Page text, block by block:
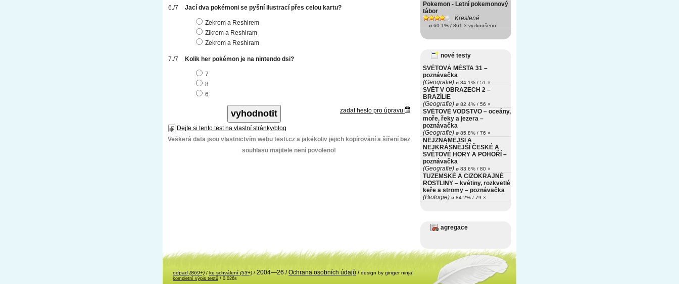
Jací dva pokémoni se pyšní ilustrací přes celou kartu?
Zekrom a Reshirem
Zikrom a Reshiram
Zekrom a Reshiram
Kolik her pokémon je na nintendo dsi?
7
8
6
zadat heslo pro úpravu
Dejte si tento test na vlastní stránky/blog
Veškerá data jsou vlastnictvím webu testi.cz a jakékoliv jejich kopírování a šíření bez
souhlasu majitele není povoleno!
Pokemon - Letní pokemonový
tábor
Kreslené
ø 60.1% / 861 × vyzkoušeno
nové testy
SVĚTOVÁ MĚSTA 31 –
poznávačka
(Geografie) ø 84.1% / 51 ×
SVĚT V OBRAZECH 2 –
BRAZÍLIE
(Geografie) ø 82.4% / 56 ×
SVĚTOVÉ VODSTVO – oceány,
moře, řeky a jezera –
poznávačka
(Geografie) ø 85.8% / 76 ×
NEJZNÁMĚJŠÍ A
NEJKRÁSNĚJŠÍ ČESKÉ A
SVĚTOVÉ HORY A POHOŘÍ –
poznávačka
(Geografie) ø 83.6% / 80 ×
TUZEMSKÉ A CIZOKRAJNÉ
ROSTLINY – květiny, rozkvetlé
keře a stromy – poznávačka
(Biologie) ø 84.2% / 79 ×
agregace
odpad (869+) / ke schválení (53+) / 2004—26 /Ochrana osobních údajů /design by ginger ninja!
kompletní výpis testů / 0.026s